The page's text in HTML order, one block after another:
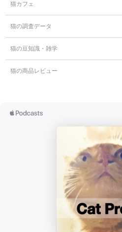
猫カフェ
猫の調査データ
猫の豆知識・雑学
猫の商品レビュー